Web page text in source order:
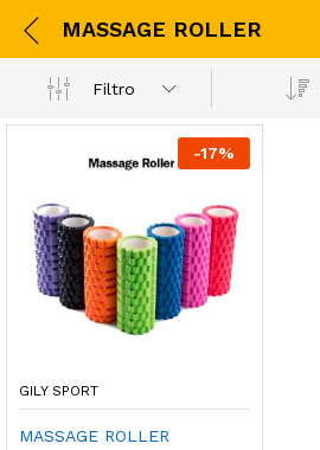
MASSAGE ROLLER
Filtro
-17%
GILY SPORT
MASSAGE ROLLER